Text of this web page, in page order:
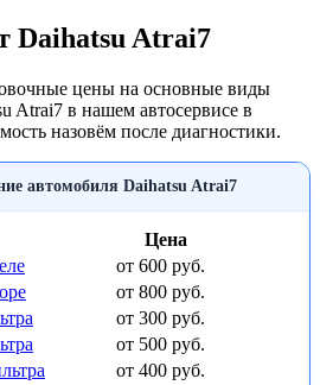
Daihatsu Atrai7
цены на основные виды
Atrai7 в нашем автосервисе в
назовём после диагностики.
автомобиля Daihatsu Atrai7
Цена
от 600 руб.
от 800 руб.
от 300 руб.
от 500 руб.
от 400 руб.